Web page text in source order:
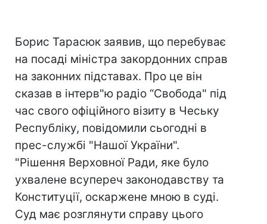
Борис Тарасюк заявив, що перебуває
на посаді міністра закордонних справ
на законних підставах. Про це він
сказав в інтерв"ю радіо “Свобода" під
час свого офіційного візиту в Чеську
Республіку, повідомили сьогодні в
прес-службі "Нашої України".
"Рішення Верховної Ради, яке було
ухвалене всупереч законодавству та
Конституції, оскаржене мною в суді.
Суд має розглянути справу цього